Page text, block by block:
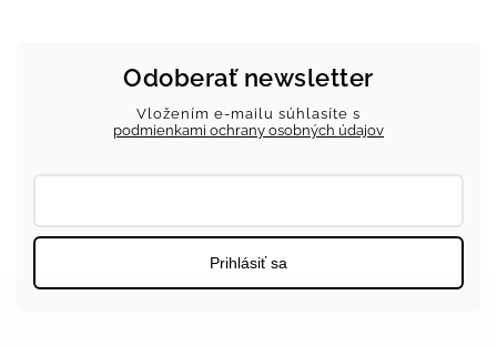
Odoberať newsletter
Vložením e-mailu súhlasíte s
podmienkami ochrany osobných údajov
Prihlásiť sa